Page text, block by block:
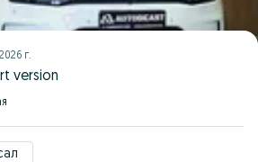
г.
version